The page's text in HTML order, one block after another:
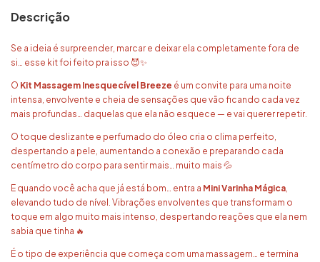
Descrição
Se a ideia é surpreender, marcar e deixar ela completamente fora de
si… esse kit foi feito pra isso 😈✨
O Kit Massagem Inesquecível Breeze é um convite para uma noite
intensa, envolvente e cheia de sensações que vão ficando cada vez
mais profundas… daquelas que ela não esquece — e vai querer repetir.
O toque deslizante e perfumado do óleo cria o clima perfeito,
despertando a pele, aumentando a conexão e preparando cada
centímetro do corpo para sentir mais… muito mais 💦
E quando você acha que já está bom… entra a Mini Varinha Mágica,
elevando tudo de nível. Vibrações envolventes que transformam o
toque em algo muito mais intenso, despertando reações que ela nem
sabia que tinha 🔥
É o tipo de experiência que começa com uma massagem… e termina